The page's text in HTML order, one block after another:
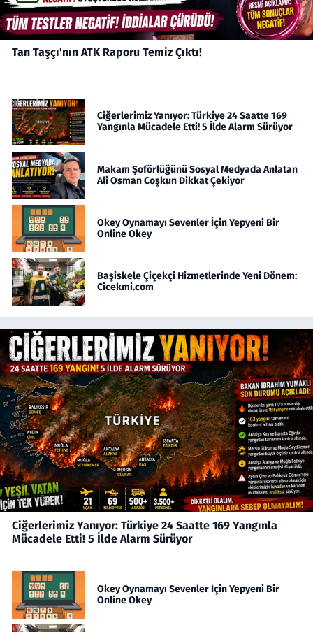
Tan Taşçı'nın ATK Raporu Temiz Çıktı!
Ciğerlerimiz Yanıyor: Türkiye 24 Saatte 169
Yangınla Mücadele Etti! 5 İlde Alarm Sürüyor
Makam Şoförlüğünü Sosyal Medyada Anlatan
Ali Osman Coşkun Dikkat Çekiyor
Okey Oynamayı Sevenler İçin Yepyeni Bir
Online Okey
Başiskele Çiçekçi Hizmetlerinde Yeni Dönem:
Cicekmi.com
Ciğerlerimiz Yanıyor: Türkiye 24 Saatte 169 Yangınla
Mücadele Etti! 5 İlde Alarm Sürüyor
Okey Oynamayı Sevenler İçin Yepyeni Bir
Online Okey